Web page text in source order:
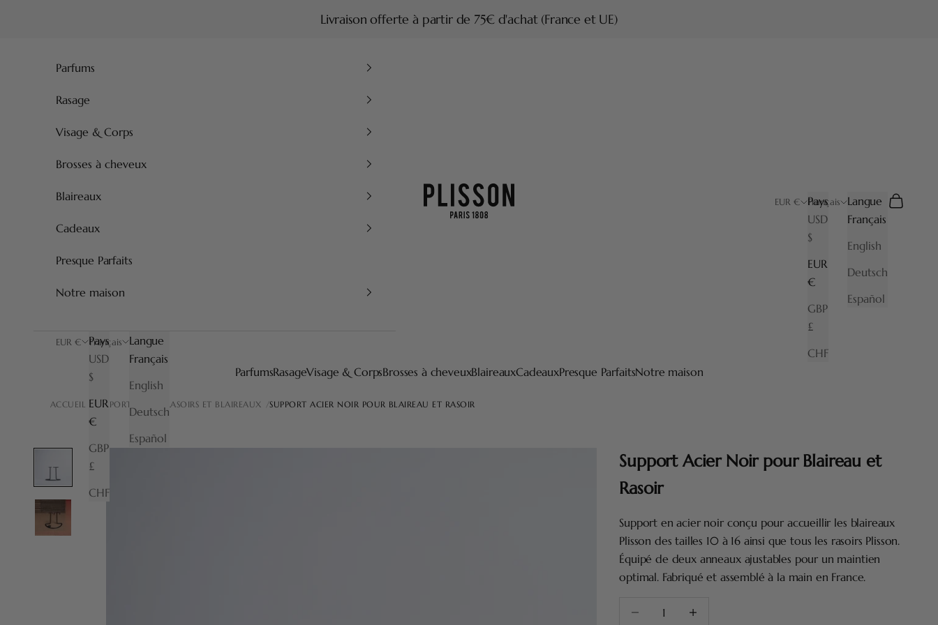
Livraison offerte à partir de 75€ d'achat (France et UE)
Plisson 1808
ParfumsRasageVisage & CorpsBrosses à cheveuxBlaireauxCadeauxPresque ParfaitsNotre maison
EUR €
Pays
USD
$
EUR
€
GBP
£
CHF
Français
Langue
Français
English
Deutsch
Español
Recherche
Panier
Parfums
Rasage
Visage & Corps
Brosses à cheveux
Blaireaux
Cadeaux
Presque Parfaits
Notre maison
EUR €
Pays
USD
$
EUR
€
GBP
£
CHF
Français
Langue
Français
English
Deutsch
Español
ACCUEIL SUPPORTS POUR RASOIRS ET BLAIREAUX SUPPORT ACIER NOIR POUR BLAIREAU ET RASOIR
Support Acier Noir pour Blaireau et
Rasoir
Support en acier noir conçu pour accueillir les blaireaux
Plisson des tailles 10 à 16 ainsi que tous les rasoirs Plisson.
Équipé de deux anneaux ajustables pour un maintien
optimal. Fabriqué et assemblé à la main en France.
Diminuer la quantitéAugmenter la quantité